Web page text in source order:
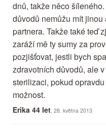
dnů, takže něco
důvodů nemůžu mít
partnera. Takže také teď
zaráží mě ty sumy za
pozjišťovat, jestli bych
zdravotních důvodů, ale
sterilizaci, pokud
možnost.
Erika 44 let , 28. května 2013